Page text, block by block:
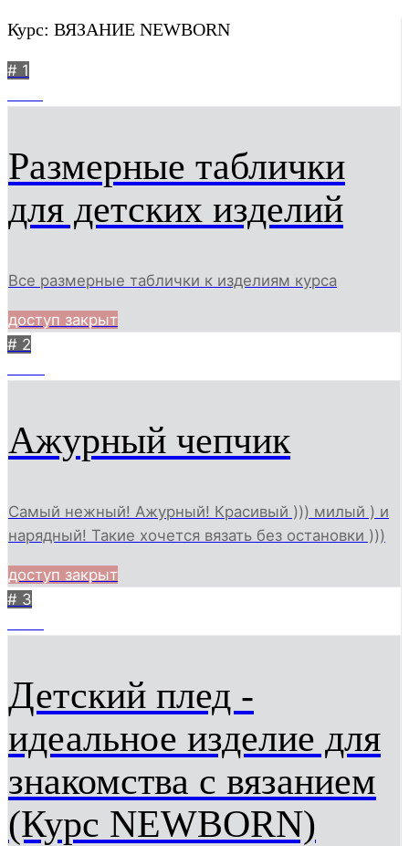
Курс: ВЯЗАНИЕ NEWBORN
# 1
Размерные таблички
для детских изделий
Все размерные таблички к изделиям курса
доступ закрыт
# 2
Ажурный чепчик
Самый нежный! Ажурный! Красивый ))) милый ) и
нарядный! Такие хочется вязать без остановки )))
доступ закрыт
# 3
Детский плед -
идеальное изделие для
знакомства с вязанием
(Курс NEWBORN)